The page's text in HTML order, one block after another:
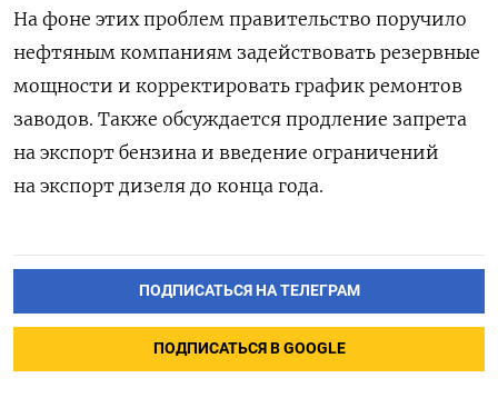
На фоне этих проблем правительство поручило
нефтяным компаниям задействовать резервные
мощности и корректировать график ремонтов
заводов. Также обсуждается продление запрета
на экспорт бензина и введение ограничений
на экспорт дизеля до конца года.
ПОДПИСАТЬСЯ НА ТЕЛЕГРАМ
ПОДПИСАТЬСЯ В GOOGLE